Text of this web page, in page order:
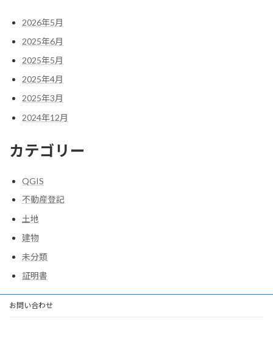
2026年5月
2025年6月
2025年5月
2025年4月
2025年3月
2024年12月
カテゴリー
QGIS
不動産登記
土地
建物
未分類
証明書
お問い合わせ